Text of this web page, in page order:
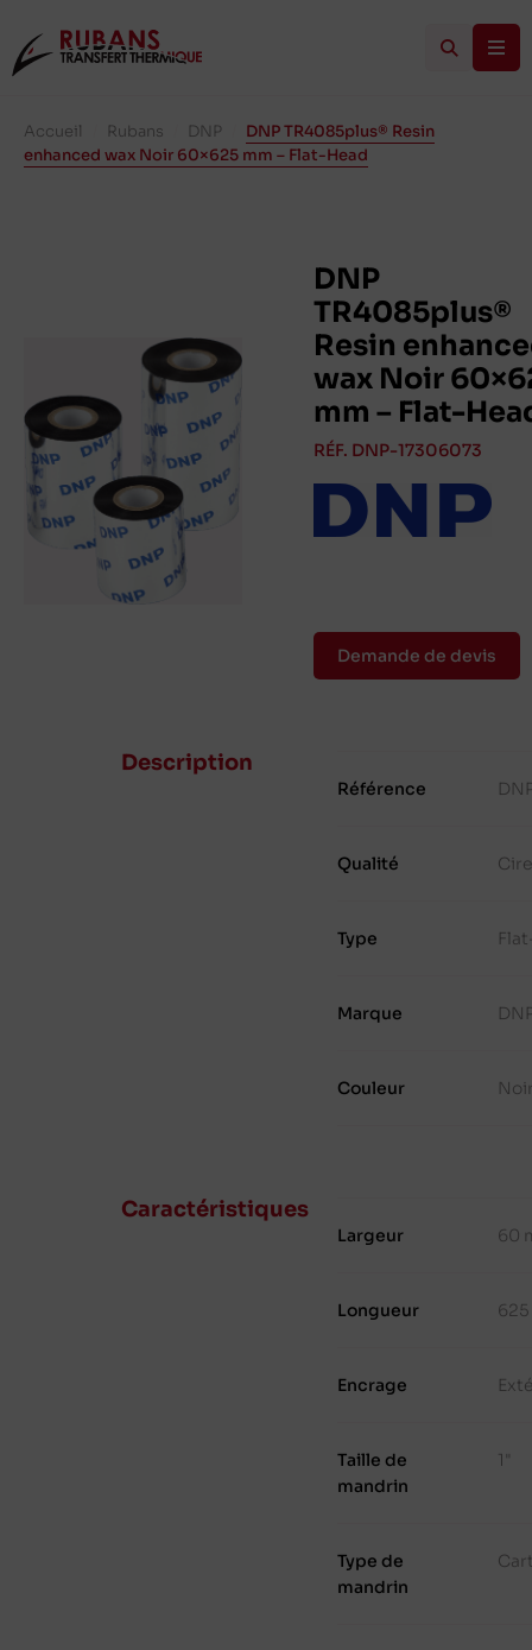
Accueil Rubans DNP
DNP TR4085plus® Resin
enhanced wax Noir 60×625 mm – Flat-Head
DNP
TR4085plus®
Resin
wax Noir
mm – Flat-
RÉF. DNP-17306073
Demande de devis
Description
Référence
Qualité Cire
Type
Marque
Couleur
Caractéristiques
Largeur 60
Longueur
Encrage
Taille de
mandrin
1"
Type de
mandrin